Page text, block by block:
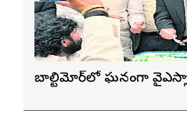
బాల్టిమోర్‌లో ఘనంగా